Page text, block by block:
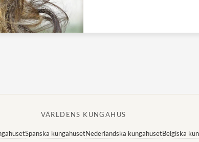
VÄRLDENS KUNGAHUS
Spanska kungahusetNederländska kungahusetBelgiska